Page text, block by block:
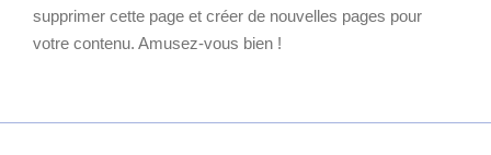
supprimer cette page et créer de nouvelles pages pour
votre contenu. Amusez-vous bien !